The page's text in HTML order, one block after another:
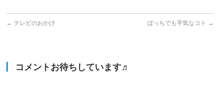
← テレビのおかげ ぼっちでも平気なコト →
コメントお待ちしています♬